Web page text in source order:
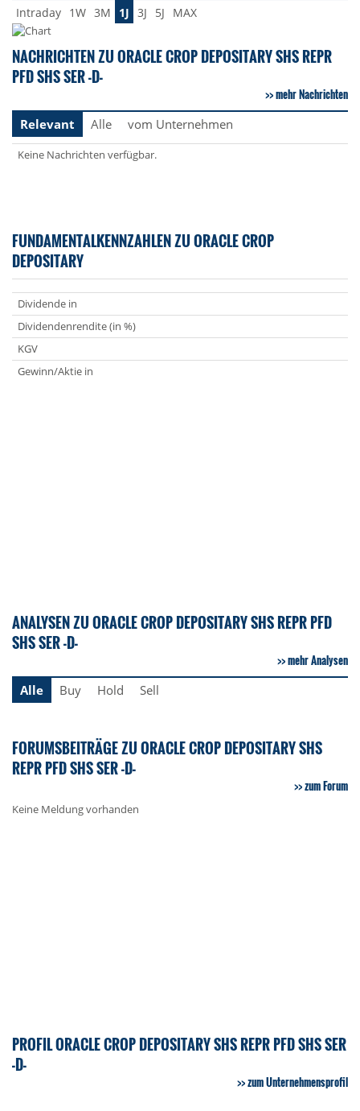
Intraday 1W 3M 1J 3J 5J MAX
NACHRICHTEN ZU ORACLE CROP DEPOSITARY SHS REPR
PFD SHS SER -D-
mehr Nachrichten
Relevant
Alle vom Unternehmen
Keine Nachrichten verfügbar.
FUNDAMENTALKENNZAHLEN ZU ORACLE CROP
DEPOSITARY
Dividende in
Dividendenrendite (in %)
KGV
Gewinn/Aktie in
ANALYSEN ZU ORACLE CROP DEPOSITARY SHS REPR PFD
SHS SER -D-
mehr Analysen
Alle
Buy Hold Sell
FORUMSBEITRÄGE ZU ORACLE CROP DEPOSITARY SHS
REPR PFD SHS SER -D-
zum Forum
Keine Meldung vorhanden
PROFIL ORACLE CROP DEPOSITARY SHS REPR PFD SHS SER
-D-
zum Unternehmensprofil